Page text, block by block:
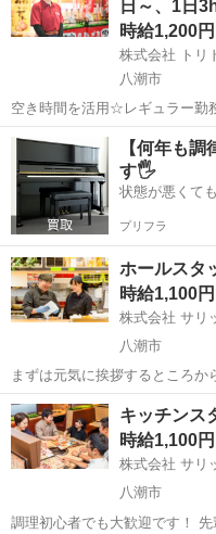
美味しい焼肉屋さん！安楽...
日～、1日
時給1,200円
八潮市
空き時間を活用☆レギュラー勤
迎◎まかない有！シフトは1週間毎♪ 仕事
…………………………… ★週2日～、1日3h～◎ ★バイトデビューも
大歓迎 ★1食120円で800円分食
埼玉 八潮市 レストラ
【何年も
す🖐️
状態が悪くて
プリフラ
ホールスタ
時給1,100円
株式会社 サリ
八潮市
まずは元気に挨拶するところ
チンのお仕事にもチャレンジ！
す！ 美味しいまかないが1食200円で食
美味しい焼肉屋さん！安楽...
埼玉 八潮市 レストラン
キッチンス
時給1,100円
株式会社 サリ
八潮市
調理初心者でも大歓迎です！ 先